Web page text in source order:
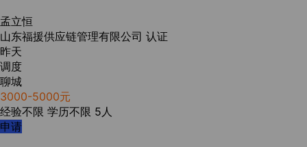
孟立恒
山东福援供应链管理有限公司 认证
昨天
调度
聊城
3000-5000元
经验不限 学历不限 5人
申请